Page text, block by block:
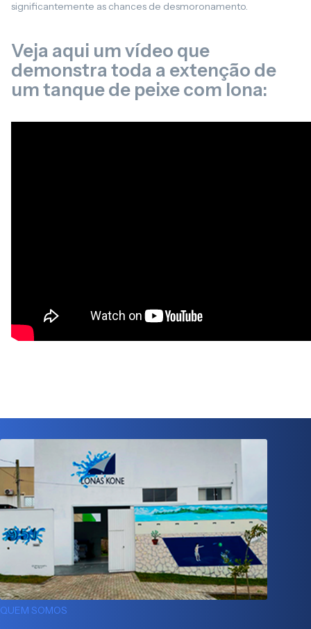
significantemente as chances de desmoronamento.
Veja aqui um vídeo que
demonstra toda a extenção de
um tanque de peixe com lona:
QUEM SOMOS